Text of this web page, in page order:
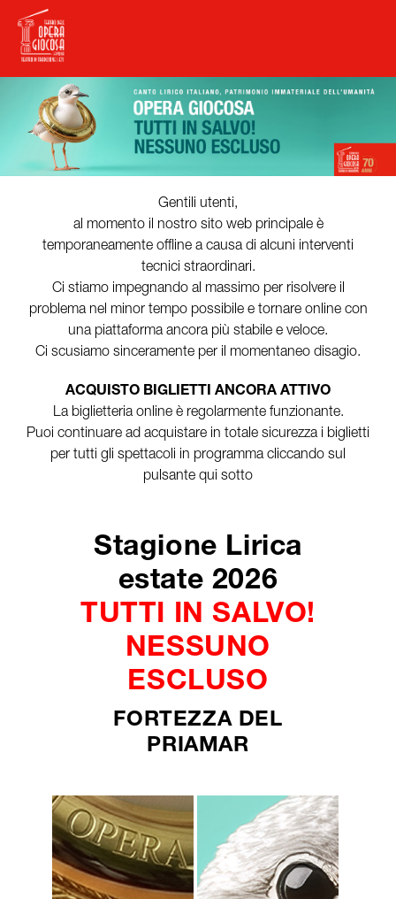
Gentili utenti,
al momento il nostro sito web principale è
temporaneamente offline a causa di alcuni interventi
tecnici straordinari.
Ci stiamo impegnando al massimo per risolvere il
problema nel minor tempo possibile e tornare online con
una piattaforma ancora più stabile e veloce.
Ci scusiamo sinceramente per il momentaneo disagio.
ACQUISTO BIGLIETTI ANCORA ATTIVO
La biglietteria online è regolarmente funzionante.
Puoi continuare ad acquistare in totale sicurezza i biglietti
per tutti gli spettacoli in programma cliccando sul
pulsante qui sotto
Stagione Lirica
estate 2026
TUTTI IN SALVO!
NESSUNO
ESCLUSO
FORTEZZA DEL
PRIAMAR